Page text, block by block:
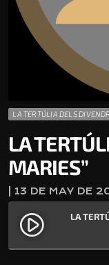
LA TERTÚLIA DELS
LA
MARIES”
| 13 DE MAY DE
play_circle_filled LA